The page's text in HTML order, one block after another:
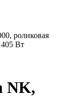
роликовая
Вт
NK,